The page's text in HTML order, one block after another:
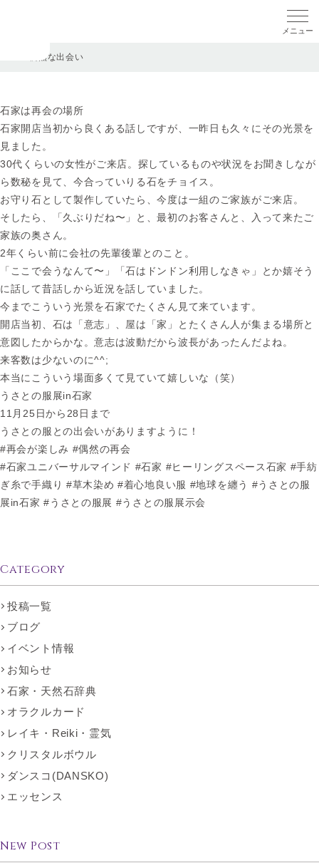
メニ
偶然な出会い
石家は再会の場所
石家開店当初から良くある話しですが、一昨日も久々にその光景を
見ました。
30代くらいの女性がご来店。探しているものや状況をお聞きしなが
ら数秘を見て、今合っていりる石をチョイス。
お守り石として製作していたら、今度は一組のご家族がご来店。
そしたら、「久ぶりだね〜」と、最初のお客さんと、入って来たご
家族の奥さん。
2年くらい前に会社の先輩後輩とのこと。
「ここで会うなんて〜」「石はドンドン利用しなきゃ」とか嬉そう
に話して昔話しから近況を話していました。
今までこういう光景を石家でたくさん見て来ています。
開店当初、石は「意志」、屋は「家」とたくさん人が集まる場所と
意図したからかな。意志は波動だから波長があったんだよね。
来客数は少ないのに^^;
本当にこういう場面多くて見ていて嬉しいな（笑）
うさとの服展in石家
11月25日から28日まで
うさとの服との出会いがありますように！
#再会が楽しみ #偶然の再会
#石家ユニバーサルマインド #石家 #ヒーリングスペース石家 #手紡
ぎ糸で手織り #草木染め #着心地良い服 #地球を纏う #うさとの服
展in石家 #うさとの服展 #うさとの服展示会
Category
投稿一覧
ブログ
イベント情報
お知らせ
石家・天然石辞典
オラクルカード
レイキ・Reiki・霊気
クリスタルボウル
ダンスコ(DANSKO)
エッセンス
New Post